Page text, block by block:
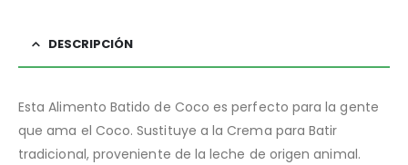
DESCRIPCIÓN
Esta Alimento Batido de Coco es perfecto para la gente
que ama el Coco. Sustituye a la Crema para Batir
tradicional, proveniente de la leche de origen animal.